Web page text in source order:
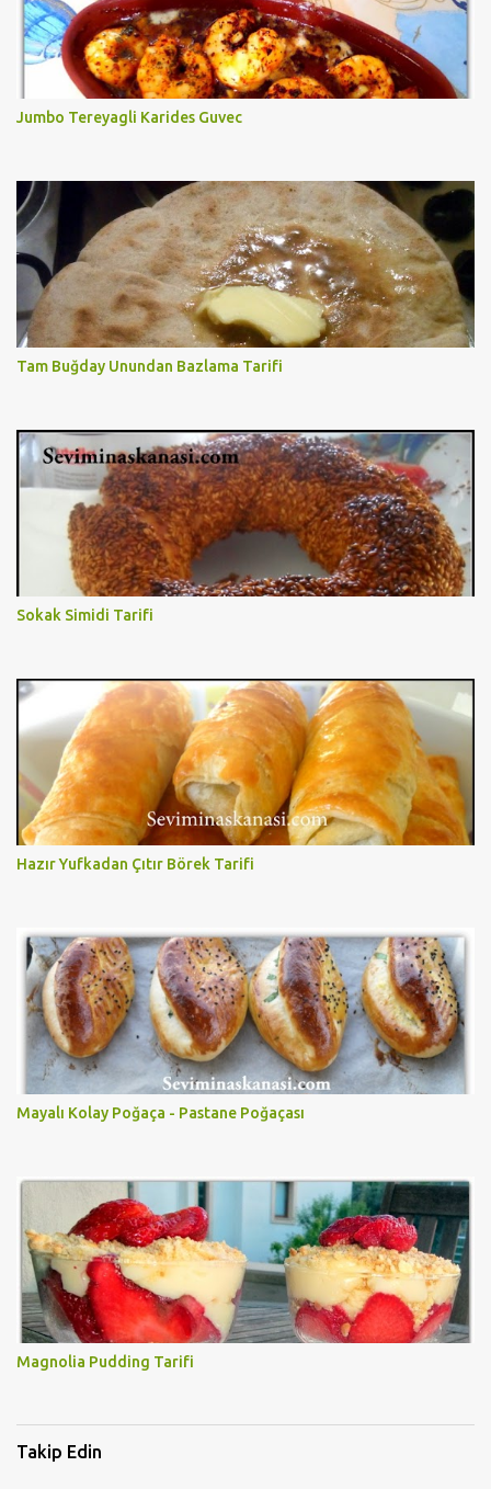
Jumbo Tereyagli Karides Guvec
Tam Buğday Unundan Bazlama Tarifi
Sokak Simidi Tarifi
Hazır Yufkadan Çıtır Börek Tarifi
Mayalı Kolay Poğaça - Pastane Poğaçası
Magnolia Pudding Tarifi
Takip Edin